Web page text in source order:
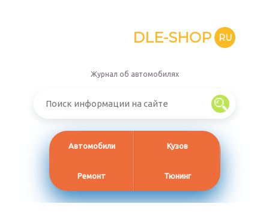
DLE-SHOP RU
Журнал об автомобилях
Автомобили Кузов
Ремонт Тюнинг